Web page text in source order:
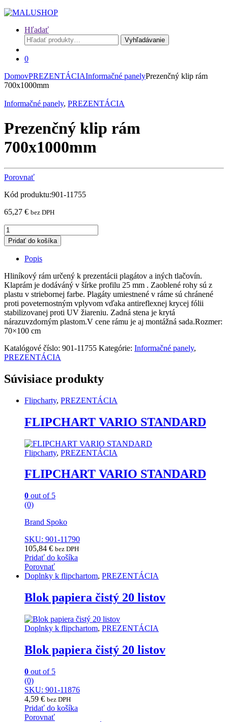
Hľadať
Hľadať:
Vyhľadávanie
0
DomovPREZENTÁCIAInformačné panelyPrezenčný klip rám
700x1000mm
Informačné panely, PREZENTÁCIA
Prezenčný klip rám
700x1000mm
Porovnať
Kód produktu:901-11755
65,27 € bez DPH
Prezenčný
klip
rám
700x1000mm
quantity
Pridať do košíka
Popis
Hliníkový rám určený k prezentácii plagátov a iných tlačovín.
Klaprám je dodáváný v šírke profilu 25 mm . Zaoblené rohy sú z
plastu v striebornej farbe. Plagáty umiestnené v ráme sú chránené
proti poveternostným vplyvom vďaka antireflexnej krycej fólii
stabilizovanej proti UV žiareniu. Zadná stena je krytá
nárazuvzdorným plastom.V cene rámu je aj montážná sada.Rozmer:
70×100 cm
Katalógové číslo: 901-11755 Kategórie: Informačné panely,
PREZENTÁCIA
Súvisiace produkty
Flipcharty, PREZENTÁCIA
FLIPCHART VARIO STANDARD
Flipcharty, PREZENTÁCIA
FLIPCHART VARIO STANDARD
0 out of 5
(0)
Brand Spoko
SKU: 901-11790
105,84 € bez DPH
Pridať do košíka
Porovnať
Doplnky k flipchartom, PREZENTÁCIA
Blok papiera čistý 20 listov
Doplnky k flipchartom, PREZENTÁCIA
Blok papiera čistý 20 listov
0 out of 5
(0)
SKU: 901-11876
4,59 € bez DPH
Pridať do košíka
Porovnať